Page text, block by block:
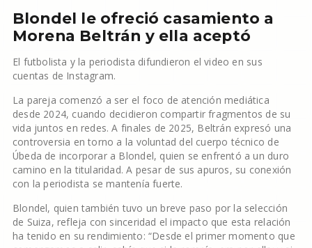
Blondel le ofreció casamiento a
Morena Beltrán y ella aceptó
El futbolista y la periodista difundieron el video en sus
cuentas de Instagram.
La pareja comenzó a ser el foco de atención mediática
desde 2024, cuando decidieron compartir fragmentos de su
vida juntos en redes. A finales de 2025, Beltrán expresó una
controversia en torno a la voluntad del cuerpo técnico de
Úbeda de incorporar a Blondel, quien se enfrentó a un duro
camino en la titularidad. A pesar de sus apuros, su conexión
con la periodista se mantenía fuerte.
Blondel, quien también tuvo un breve paso por la selección
de Suiza, refleja con sinceridad el impacto que esta relación
ha tenido en su rendimiento: “Desde el primer momento que